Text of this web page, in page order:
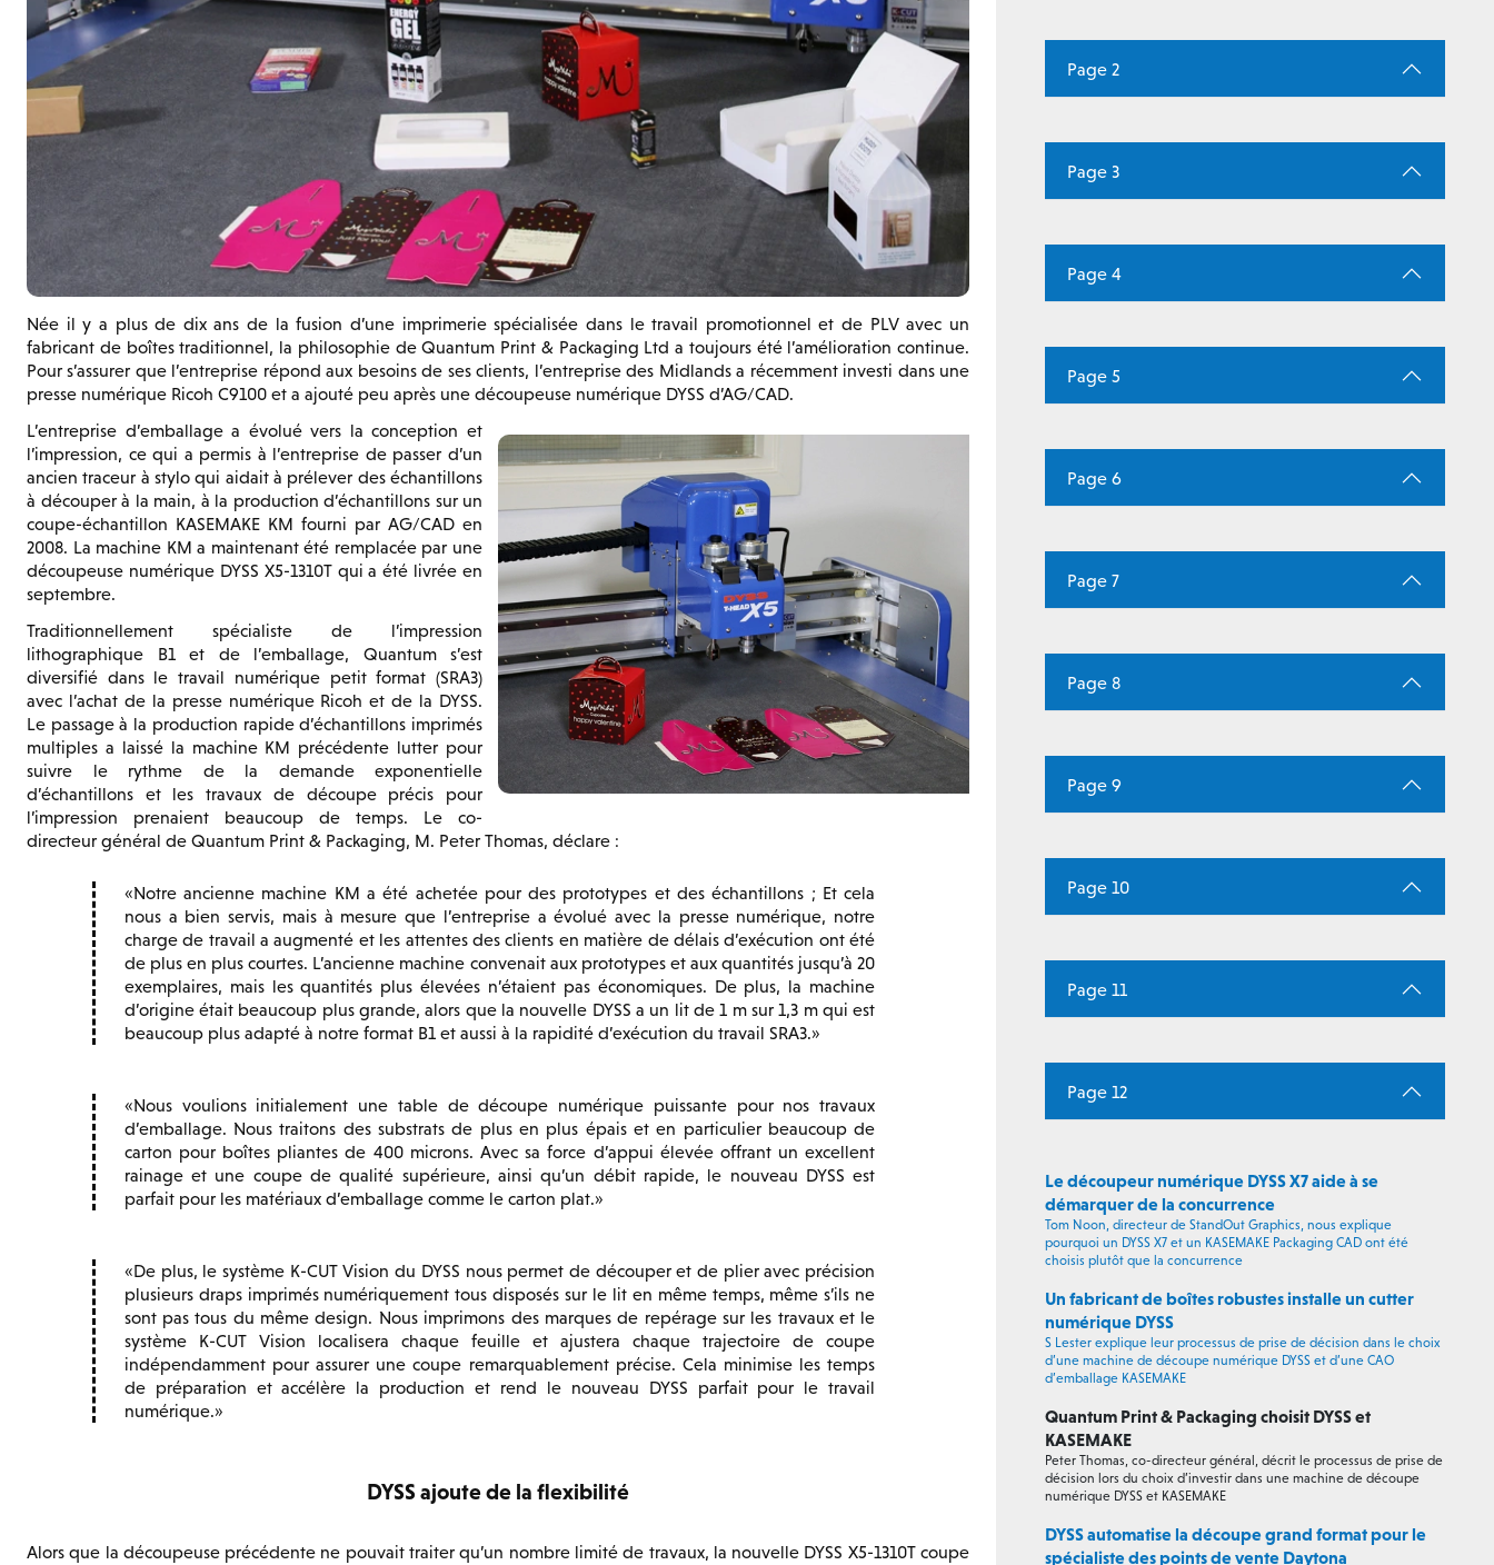
Née il y a plus de dix ans de la fusion d’une imprimerie spécialisée dans le travail promotionnel et de PLV avec un
fabricant de boîtes traditionnel, la philosophie de Quantum Print & Packaging Ltd a toujours été l’amélioration continue.
Pour s’assurer que l’entreprise répond aux besoins de ses clients, l’entreprise des Midlands a récemment investi dans une
presse numérique Ricoh C9100 et a ajouté peu après une découpeuse numérique DYSS d’AG/CAD.
L’entreprise d’emballage a évolué vers la conception et
l’impression, ce qui a permis à l’entreprise de passer d’un
ancien traceur à stylo qui aidait à prélever des échantillons
à découper à la main, à la production d’échantillons sur un
coupe-échantillon KASEMAKE KM fourni par AG/CAD en
2008. La machine KM a maintenant été remplacée par une
découpeuse numérique DYSS X5-1310T qui a été livrée en
septembre.
Traditionnellement spécialiste de l’impression
lithographique B1 et de l’emballage, Quantum s’est
diversifié dans le travail numérique petit format (SRA3)
avec l’achat de la presse numérique Ricoh et de la DYSS.
Le passage à la production rapide d’échantillons imprimés
multiples a laissé la machine KM précédente lutter pour
suivre le rythme de la demande exponentielle
d’échantillons et les travaux de découpe précis pour
l’impression prenaient beaucoup de temps. Le co-
directeur général de Quantum Print & Packaging, M. Peter Thomas, déclare :
Notre ancienne machine KM a été achetée pour des prototypes et des échantillons ; Et cela
nous a bien servis, mais à mesure que l’entreprise a évolué avec la presse numérique, notre
charge de travail a augmenté et les attentes des clients en matière de délais d’exécution ont été
de plus en plus courtes. L’ancienne machine convenait aux prototypes et aux quantités jusqu’à 20
exemplaires, mais les quantités plus élevées n’étaient pas économiques. De plus, la machine
d’origine était beaucoup plus grande, alors que la nouvelle DYSS a un lit de 1 m sur 1,3 m qui est
beaucoup plus adapté à notre format B1 et aussi à la rapidité d’exécution du travail SRA3.
Nous voulions initialement une table de découpe numérique puissante pour nos travaux
d’emballage. Nous traitons des substrats de plus en plus épais et en particulier beaucoup de
carton pour boîtes pliantes de 400 microns. Avec sa force d’appui élevée offrant un excellent
rainage et une coupe de qualité supérieure, ainsi qu’un débit rapide, le nouveau DYSS est
parfait pour les matériaux d’emballage comme le carton plat.
De plus, le système K-CUT Vision du DYSS nous permet de découper et de plier avec précision
plusieurs draps imprimés numériquement tous disposés sur le lit en même temps, même s’ils ne
sont pas tous du même design. Nous imprimons des marques de repérage sur les travaux et le
système K-CUT Vision localisera chaque feuille et ajustera chaque trajectoire de coupe
indépendamment pour assurer une coupe remarquablement précise. Cela minimise les temps
de préparation et accélère la production et rend le nouveau DYSS parfait pour le travail
numérique.
DYSS ajoute de la flexibilité
Alors que la découpeuse précédente ne pouvait traiter qu’un nombre limité de travaux, la nouvelle DYSS X5-1310T coupe
Page 2
Page 3
Page 4
Page 5
Page 6
Page 7
Page 8
Page 9
Page 10
Page 11
Page 12
Le découpeur numérique DYSS X7 aide à se
démarquer de la concurrence
Tom Noon, directeur de StandOut Graphics, nous explique
pourquoi un DYSS X7 et un KASEMAKE Packaging CAD ont été
choisis plutôt que la concurrence
Un fabricant de boîtes robustes installe un cutter
numérique DYSS
S Lester explique leur processus de prise de décision dans le choix
d’une machine de découpe numérique DYSS et d’une CAO
d’emballage KASEMAKE
Quantum Print & Packaging choisit DYSS et
KASEMAKE
Peter Thomas, co-directeur général, décrit le processus de prise de
décision lors du choix d’investir dans une machine de découpe
numérique DYSS et KASEMAKE
DYSS automatise la découpe grand format pour le
spécialiste des points de vente Daytona